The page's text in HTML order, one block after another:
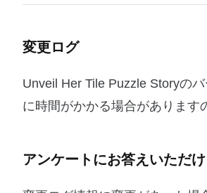
変更ログ
Unveil Her Tile Puzzle Storyの
に時間がかかる場合があります
アンケートにお答えいただ